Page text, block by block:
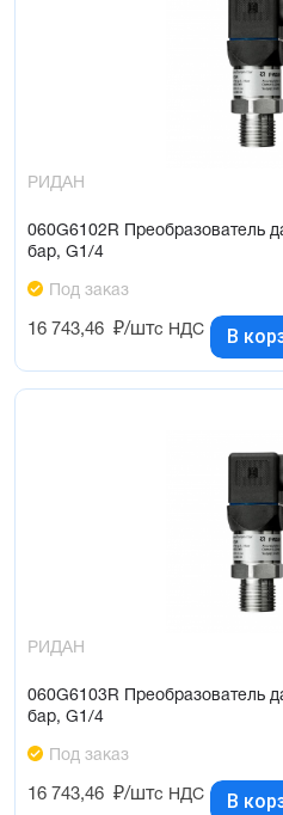
РИДАН
060G6102R Преобразователь
бар, G1/4
Под заказ
16 743,46 ₽/штс НДС В
РИДАН
060G6103R Преобразователь
бар, G1/4
Под заказ
16 743,46 ₽/штс НДС В